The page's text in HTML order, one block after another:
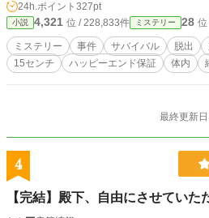
分を追い詰めた男が15セン
て、この異常な実験を裏で
惑と過去のトラウマに怯え
で絶望し声を荒らげる辰巳
上司。 かつての支配関係が
水も食料もない白い部屋
の元上司と元部下――絶望
る、異色のサイコサスペン
だ実験の真相を暴き、こ
24h.ポイント 327pt
小説 4,321 位 / 228,833件 ミステリー 28
ミステリー 事件 サバイバル 脱出
15センチ
ハッピーエンド保証 体内
最終更新
4
【完結】殿下、自由にさせていた